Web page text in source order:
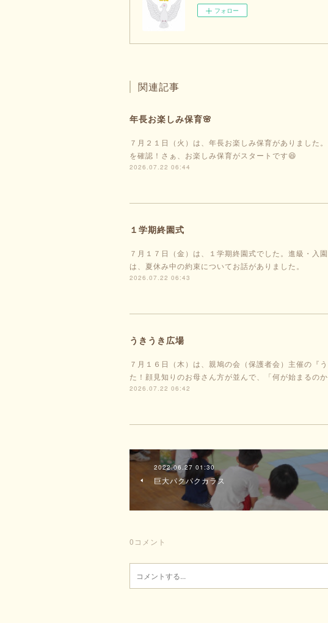
フォロー
関連記事
年長お楽しみ保育🌸
７月２１日（火）は、年長お楽しみ保育がありました
を確認！さぁ、お楽しみ保育がスタートです😆
2026.07.22 06:44
１学期終園式
７月１７日（金）は、１学期終園式でした。進級・入
は、夏休み中の約束についてお話がありました。
2026.07.22 06:43
うきうき広場
７月１６日（木）は、親鳩の会（保護者会）主催の『
た！顔見知りのお母さん方が並んで、「何が始まるの
2026.07.22 06:42
2022.06.27 01:30
巨大パクパクカラス
0 コメント